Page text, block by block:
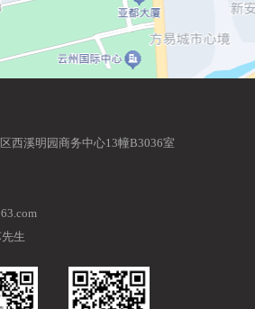
西溪明园商务中心13幢B3036室
生